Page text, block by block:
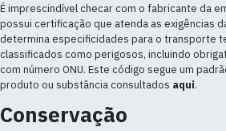
É imprescindível checar com o fabricante da
possui certificação que atenda as exigências
determina especificidades para o transporte
classificados como perigosos, incluindo
com número ONU. Este código segue um
produto ou substância consultados aqui.
Conservação